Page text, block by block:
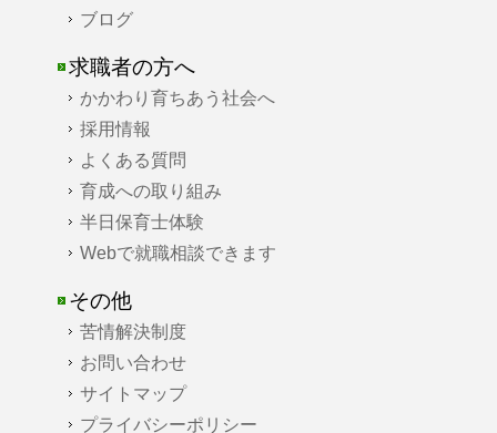
ブログ
求職者の方へ
かかわり育ちあう社会へ
採用情報
よくある質問
育成への取り組み
半日保育士体験
Webで就職相談できます
その他
苦情解決制度
お問い合わせ
サイトマップ
プライバシーポリシー